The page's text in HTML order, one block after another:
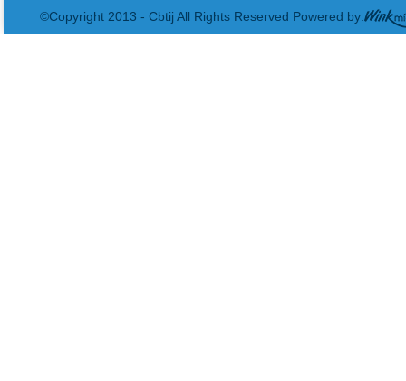
©Copyright 2013 - Cbtij All Rights Reserved Powered by: